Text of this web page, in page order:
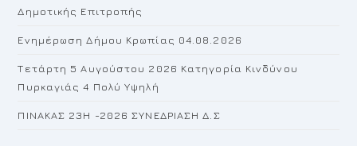
Δημοτικής Επιτροπής
Ενημέρωση Δήμου Κρωπίας 04.08.2026
Τετάρτη 5 Αυγούστου 2026 Κατηγορία Κινδύνου
Πυρκαγιάς 4 Πολύ Υψηλή
ΠΙΝΑΚΑΣ 23H -2026 ΣΥΝΕΔΡΙΑΣΗ Δ.Σ